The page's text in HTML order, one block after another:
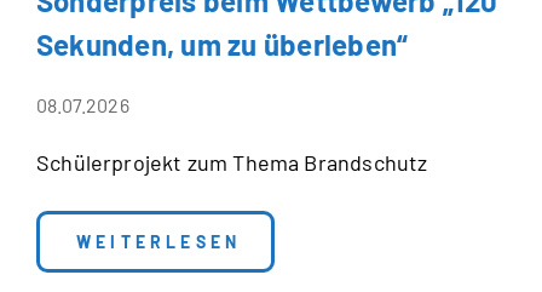
Sekunden, um zu überleben“
08.07.2026
Schülerprojekt zum Thema Brandschutz
WEITERLESEN
: SONDERPREIS BEIM WETTBEWERB